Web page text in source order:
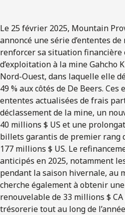
Le 25 février 2025, Mountain
annoncé une série d’ententes
renforcer sa situation financière
d’exploitation à la mine Gahcho
Nord-Ouest, dans laquelle elle
49 % aux côtés de De Beers.
ententes actualisées de frais
déclassement de la mine, un
40 millions $ US et une
billets garantis de premier rang
177 millions $ US. Le
anticipés en 2025, notamment
pendant la saison hivernale, au
cherche également à obtenir
renouvelable de 33 millions $
trésorerie tout au long de